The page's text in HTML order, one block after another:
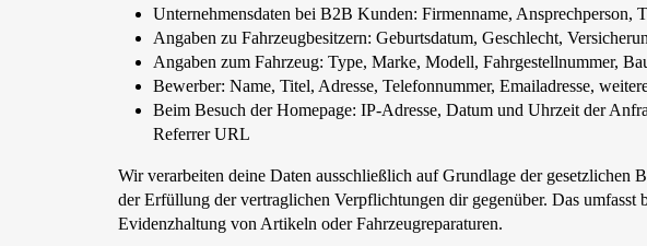
Unternehmensdaten bei B2B Kunden: Firmenname,
Angaben zu Fahrzeugbesitzern: Geburtsdatum, Geschlecht,
Angaben zum Fahrzeug: Type, Marke, Modell, Fahrgestellnummer,
Bewerber: Name, Titel, Adresse, Telefonnummer, Emailadresse,
Beim Besuch der Homepage: IP-Adresse, Datum und Uhrzeit der
Referrer URL
Wir verarbeiten deine Daten ausschließlich auf Grundlage der
der Erfüllung der vertraglichen Verpflichtungen dir gegenüber. Das
Evidenzhaltung von Artikeln oder Fahrzeugreparaturen.